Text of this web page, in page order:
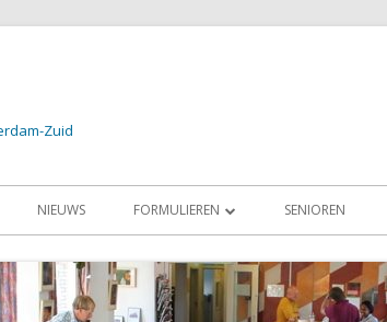
Zuid
NIEUWS FORMULIEREN
AANMELDEN SCHAAKSCHOOL
SENIOREN